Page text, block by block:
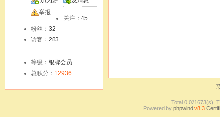
友 举报
关注： 45
粉丝： 32
访客： 283
等级： 银牌会员
总积分： 12936
Total 0.021673(s),
Powered by phpwind v8.3